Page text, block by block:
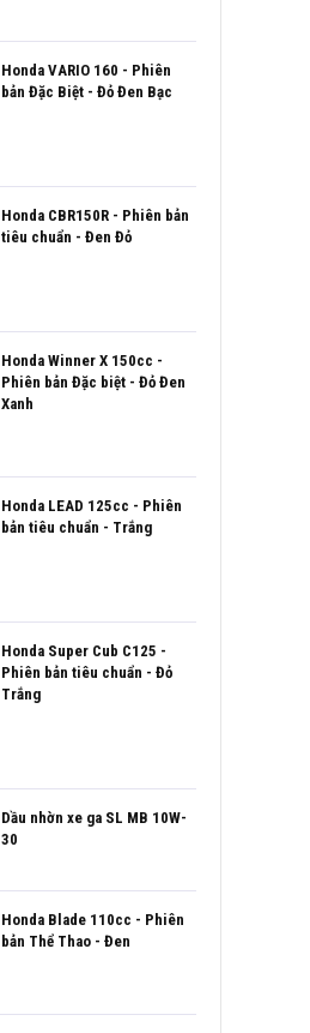
Honda VARIO 160 - Phiên
bản Đặc Biệt - Đỏ Đen Bạc
Honda CBR150R - Phiên bản
tiêu chuẩn - Đen Đỏ
Honda Winner X 150cc -
Phiên bản Đặc biệt - Đỏ Đen
Xanh
Honda LEAD 125cc - Phiên
bản tiêu chuẩn - Trắng
Honda Super Cub C125 -
Phiên bản tiêu chuẩn - Đỏ
Trắng
Dầu nhờn xe ga SL MB 10W-
30
Honda Blade 110cc - Phiên
bản Thể Thao - Đen